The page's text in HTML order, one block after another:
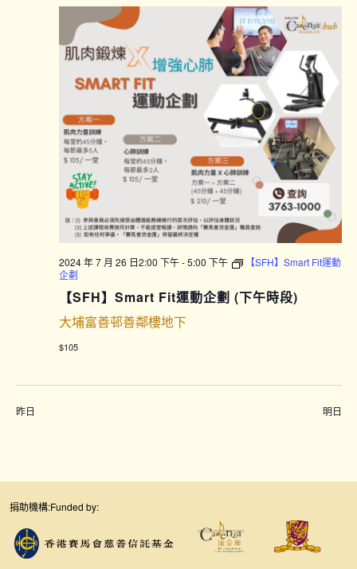
2024 年 7 月 26 日2:00 下午-5:00 下午
【SFH】Smart Fit運動
企劃
【SFH】Smart Fit運動企劃 (下午時段)
大埔富善邨善鄰樓地下
$105
昨日 明日
捐助機構:Funded by: